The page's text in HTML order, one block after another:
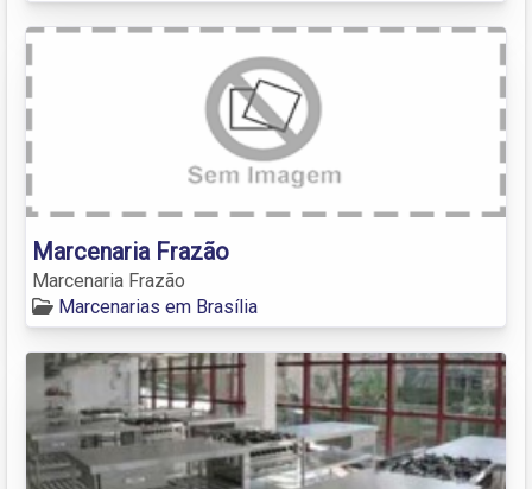
Marcenaria Frazão
Marcenaria Frazão
Marcenarias em Brasília